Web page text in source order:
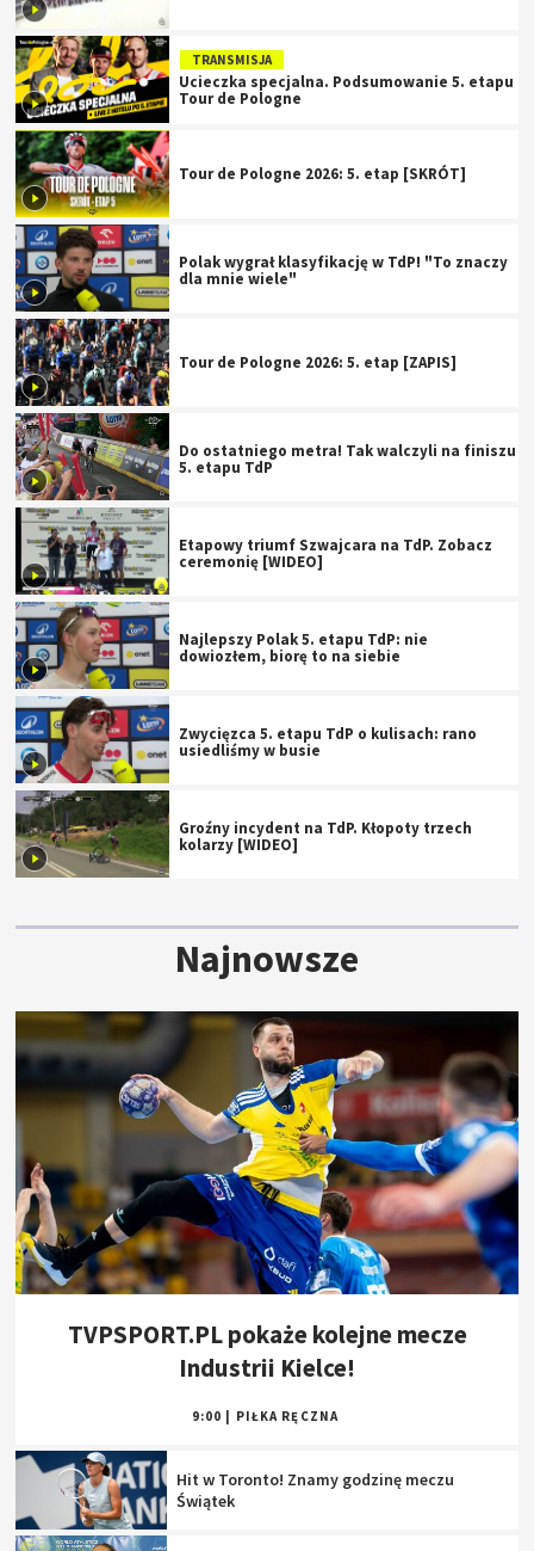
TRANSMISJA
Ucieczka specjalna. Podsumowanie 5. etapu
Tour de Pologne
Tour de Pologne 2026: 5. etap [SKRÓT]
Polak wygrał klasyfikację w TdP! "To znaczy
dla mnie wiele"
Tour de Pologne 2026: 5. etap [ZAPIS]
Do ostatniego metra! Tak walczyli na finiszu
5. etapu TdP
Etapowy triumf Szwajcara na TdP. Zobacz
ceremonię [WIDEO]
Najlepszy Polak 5. etapu TdP: nie
dowiozłem, biorę to na siebie
Zwycięzca 5. etapu TdP o kulisach: rano
usiedliśmy w busie
Groźny incydent na TdP. Kłopoty trzech
kolarzy [WIDEO]
Najnowsze
TVPSPORT.PL pokaże kolejne mecze
Industrii Kielce!
9:00 PIŁKA RĘCZNA
Hit w Toronto! Znamy godzinę meczu
Świątek